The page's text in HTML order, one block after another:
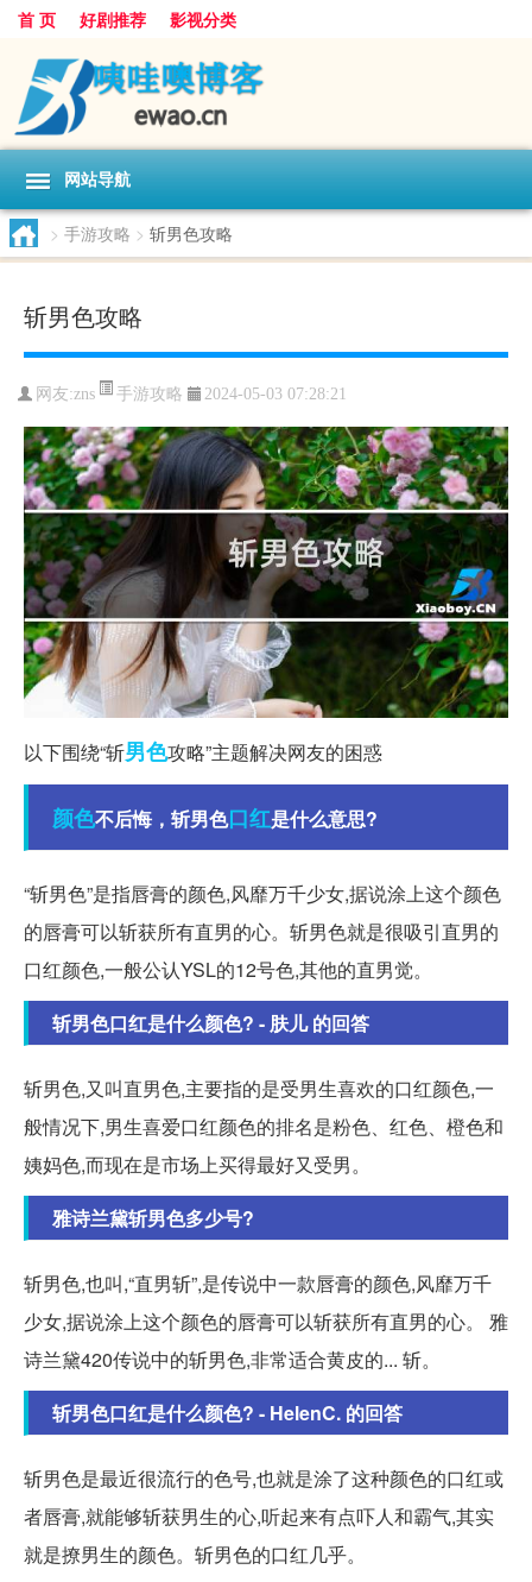
首 页 好剧推荐 影视分类
网站导航
> 手游攻略 > 斩男色攻略
斩男色攻略
网友:zns 手游攻略 2024-05-03 07:28:21
以下围绕“斩男色攻略”主题解决网友的困惑
颜色不后悔，斩男色口红是什么意思?
“斩男色”是指唇膏的颜色,风靡万千少女,据说涂上这个颜色
的唇膏可以斩获所有直男的心。斩男色就是很吸引直男的
口红颜色,一般公认YSL的12号色,其他的直男觉。
斩男色口红是什么颜色? - 肤儿 的回答
斩男色,又叫直男色,主要指的是受男生喜欢的口红颜色,一
般情况下,男生喜爱口红颜色的排名是粉色、红色、橙色和
姨妈色,而现在是市场上买得最好又受男。
雅诗兰黛斩男色多少号?
斩男色,也叫,“直男斩”,是传说中一款唇膏的颜色,风靡万千
少女,据说涂上这个颜色的唇膏可以斩获所有直男的心。 雅
诗兰黛420传说中的斩男色,非常适合黄皮的... 斩。
斩男色口红是什么颜色? - HelenC. 的回答
斩男色是最近很流行的色号,也就是涂了这种颜色的口红或
者唇膏,就能够斩获男生的心,听起来有点吓人和霸气,其实
就是撩男生的颜色。斩男色的口红几乎。